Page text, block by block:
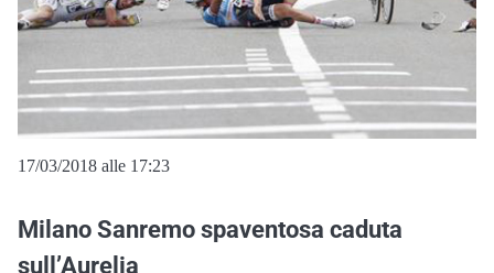
17/03/2018 alle 17:23
Milano Sanremo spaventosa caduta
sull’Aurelia